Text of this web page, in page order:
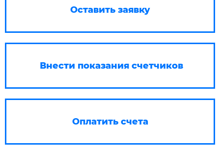
Оставить заявку
Внести показания счетчиков
Оплатить счета